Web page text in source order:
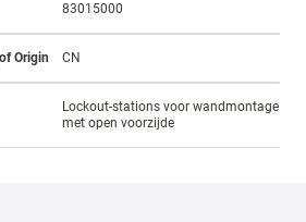
83015000
Origin CN
Lockout-stations voor wandmontage
met open voorzijde